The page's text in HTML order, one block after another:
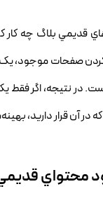
قديمي بلاگ چه
در نتيجه، اگر فقط
در آن قرار داريد،
محتواي